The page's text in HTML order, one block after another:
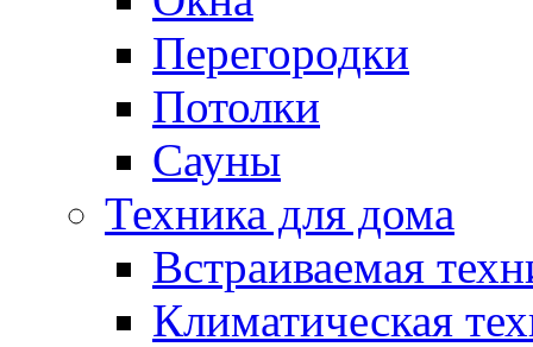
Перегородки
Потолки
Сауны
Техника для дома
Встраиваемая
Климатическая